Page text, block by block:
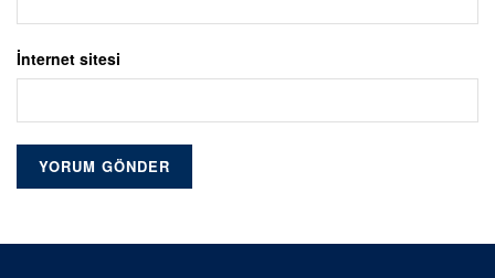
İnternet sitesi